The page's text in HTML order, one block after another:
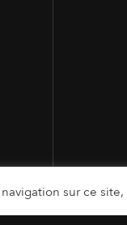
sur ce